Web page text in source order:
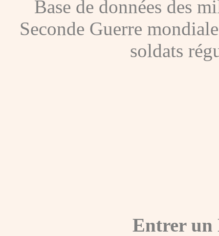
Base de données des
Seconde Guerre
soldats
Entrer un